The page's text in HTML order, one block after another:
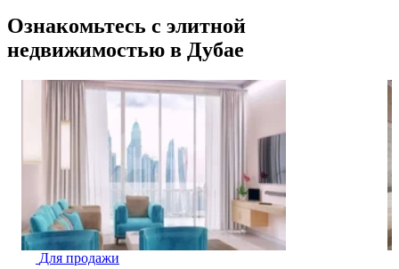
Ознакомьтесь с элитной
недвижимостью в Дубае
Для продажи